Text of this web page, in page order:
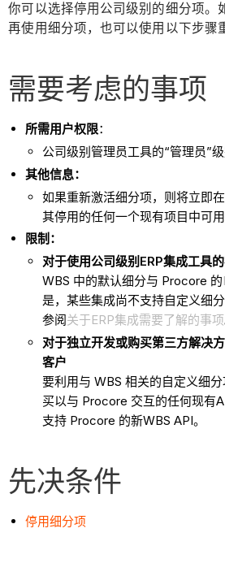
你可以选择停用公司级别的细分项。
再使用细分项，也可以使用以下步骤
需要考虑的事项
所需用户权限：
公司级别管理员工具的“管理员”级
其他信息：
如果重新激活细分项，则将立即
其停用的任何一个现有项目中可用
限制：
对于使用公司级别ERP集成工具
WBS 中的默认细分与 Procore 的
是，某些集成尚不支持自定义细
参阅关于ERP集成需要了解的事项
对于独立开发或购买第三方解决
客户
要利用与 WBS 相关的自定义细
买以与 Procore 交互的任何现有
支持 Procore 的新WBS API。
先决条件
停用细分项